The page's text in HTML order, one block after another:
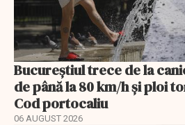
Bucureștiul trece de la
de până la 80 km/h și ploi
Cod portocaliu
06 AUGUST 2026